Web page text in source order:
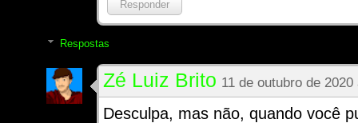
Responder
Respostas
Zé Luiz Brito 11 de outubro de 2020
Desculpa, mas não, quando você